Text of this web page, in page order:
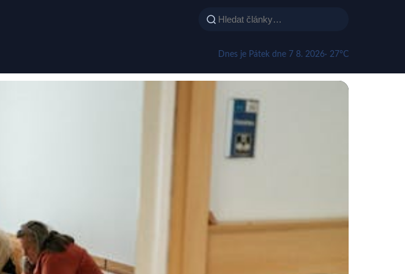
Dnes je Pátek dne 7 8. 2026· 27°C